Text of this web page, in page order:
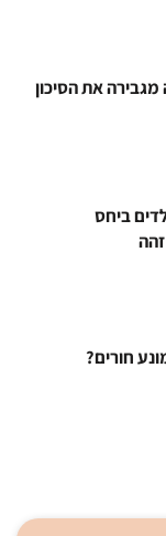
את הסיכון
ביחס
חורים?